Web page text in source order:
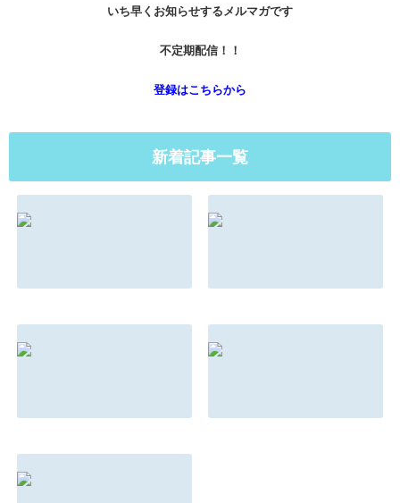
いち早くお知らせするメルマガです
不定期配信！！
登録はこちらから
新着記事一覧
はどう対応する？
2022.08.31